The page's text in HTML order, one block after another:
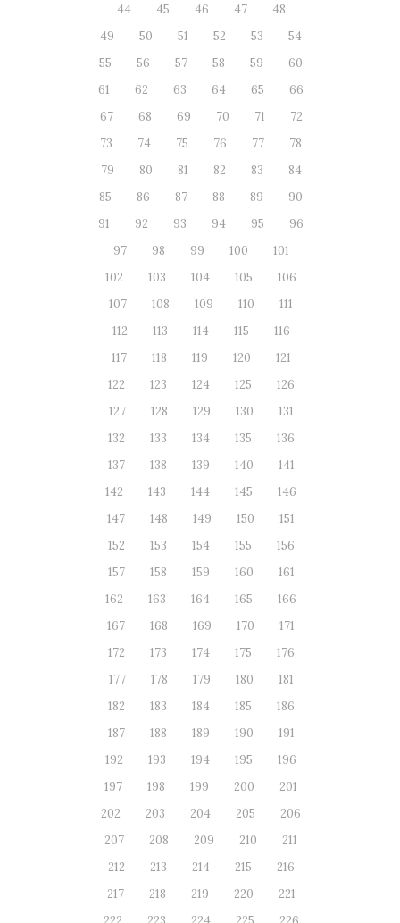
44
45 46 47
48
49
50 51 52 53
54
55
56 57 58 59
60
61
62 63 64 65
66
67
68 69 70 71
72
73
74 75 76 77
78
79
80 81 82 83
84
85
86 87 88 89
90
91
92 93 94 95
96
97
98 99 100
101
102
103 104 105
106
107
108 109 110
111
112
113 114 115
116
117
118 119 120
121
122
123 124 125
126
127
128 129 130
131
132
133 134 135
136
137
138 139 140
141
142
143 144 145
146
147
148 149 150
151
152
153 154 155
156
157
158 159 160
161
162
163 164 165
166
167
168 169 170
171
172
173 174 175
176
177
178 179 180
181
182
183 184 185
186
187
188 189 190
191
192
193 194 195
196
197
198 199 200
201
202
203 204 205
206
207
208 209 210
211
212
213 214 215
216
217
218 219 220
221